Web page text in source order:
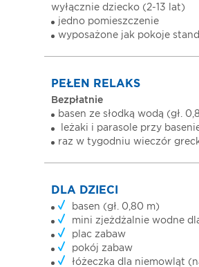
wyłącznie dziecko (2-13 lat)
jedno pomieszczenie
wyposażone jak pokoje
PEŁEN RELAKS
Bezpłatnie
basen ze słodką wodą (gł.
leżaki i parasole przy
raz w tygodniu wieczór
DLA DZIECI
basen (gł. 0,80 m)
mini zjeżdżalnie wodne
plac zabaw
pokój zabaw
łóżeczka dla niemowląt